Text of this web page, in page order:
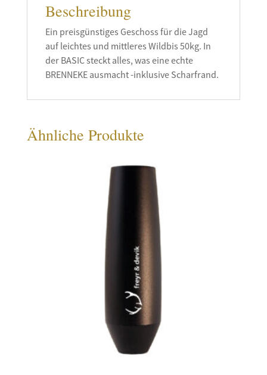
Beschreibung
Ein preisgünstiges Geschoss für die Jagd
auf leichtes und mittleres Wildbis 50kg. In
der BASIC steckt alles, was eine echte
BRENNEKE ausmacht -inklusive Scharfrand.
Ähnliche Produkte